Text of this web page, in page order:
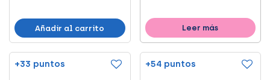
Añadir al carrito Leer más
+33 puntos +54 puntos